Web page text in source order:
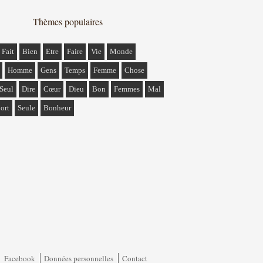
Thèmes populaires
Fait Bien Etre Faire Vie Monde
Homme Gens Temps Femme Chose
Seul Dire Cœur Dieu Bon Femmes Mal
Seule Bonheur
Facebook
Données personnelles Contact